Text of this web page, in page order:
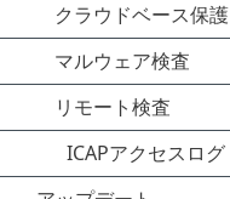
クラウドベース保護
マルウェア検査
リモート検査
ICAPアクセスログ